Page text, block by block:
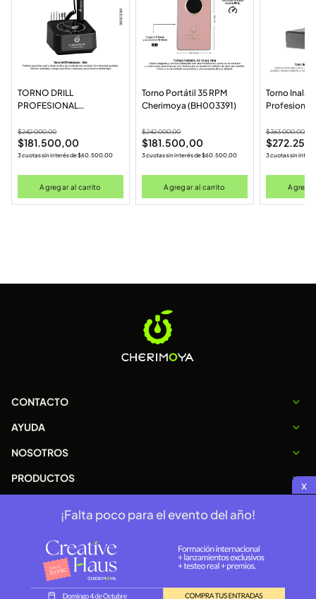
TORNO DRILL
PROFESIONAL
(BH003308N)
$242.000,00
$181.500,00
3 cuotas sin interés de$60.500,00
Agregar al carrito
Torno Portátil 35 RPM
Cherimoya (BH003391)
$242.000,00
$181.500,00
3 cuotas sin interés de$60.500,00
Agregar al carrito
Torno
Profesional
$363.000,00
$
3 cuotas sin
CONTACTO
AYUDA
NOSOTROS
PRODUCTOS
Copyright 2026 © cherimoya.com.ar
Terminos y condiciones
¡Falta poco para el evento del año!
x